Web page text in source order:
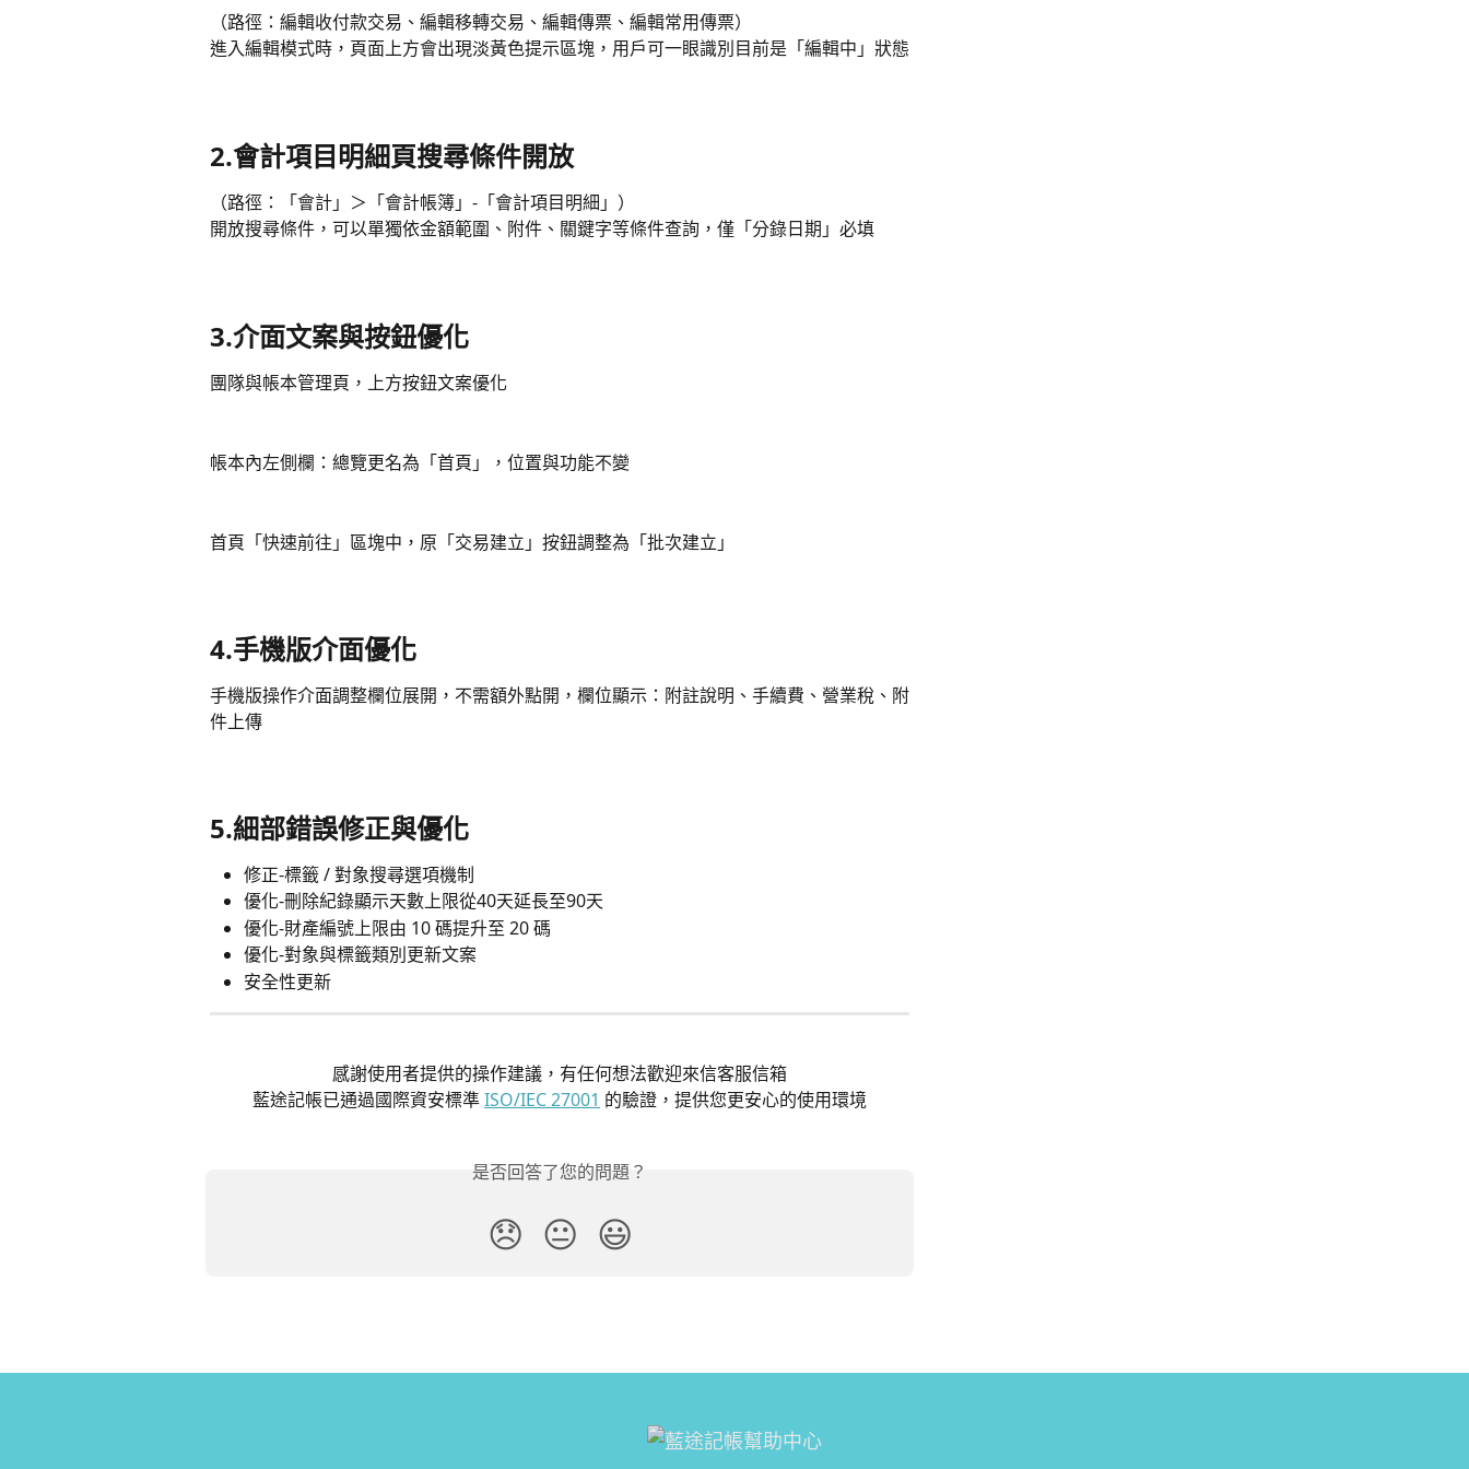
（路徑：編輯收付款交易、編輯移轉交易、編輯傳票、編輯常用傳票）
進入編輯模式時，頁面上方會出現淡黃色提示區塊，用戶可一眼識別目前是「編輯中」狀態
2.會計項目明細頁搜尋條件開放
（路徑：「會計」＞「會計帳簿」-「會計項目明細」）
開放搜尋條件，可以單獨依金額範圍、附件、關鍵字等條件查詢，僅「分錄日期」必填
3.介面文案與按鈕優化
團隊與帳本管理頁，上方按鈕文案優化
帳本內左側欄：總覽更名為「首頁」，位置與功能不變
首頁「快速前往」區塊中，原「交易建立」按鈕調整為「批次建立」
4.手機版介面優化
手機版操作介面調整欄位展開，不需額外點開，欄位顯示：附註說明、手續費、營業稅、附
件上傳
5.細部錯誤修正與優化
修正-標籤 / 對象搜尋選項機制
優化-刪除紀錄顯示天數上限從40天延長至90天
優化-財產編號上限由 10 碼提升至 20 碼
優化-對象與標籤類別更新文案
安全性更新
感謝使用者提供的操作建議，有任何想法歡迎來信客服信箱
藍途記帳已通過國際資安標準 ISO/IEC 27001 的驗證，提供您更安心的使用環境
是否回答了您的問題？
😞 😐 😃